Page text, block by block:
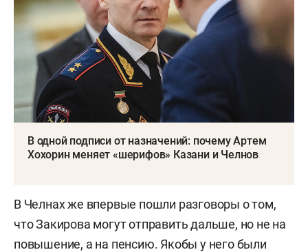
В одной подписи от назначений: почему Артем
Хохорин меняет «шерифов» Казани и Челнов
В Челнах же впервые пошли разговоры о том,
что Закирова могут отправить дальше, но не на
повышение, а на пенсию. Якобы у него были